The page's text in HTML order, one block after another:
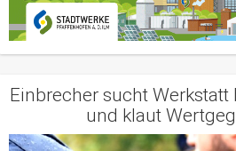
Einbrecher sucht
und klaut